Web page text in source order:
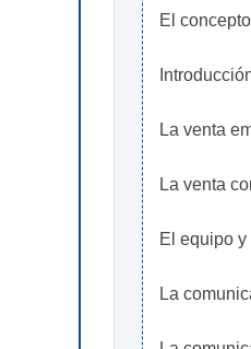
El
La venta
La venta
El equipo
La